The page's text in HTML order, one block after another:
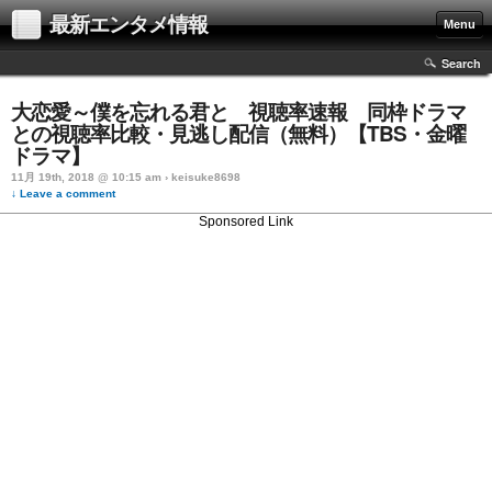
最新エンタメ情報 Menu
Search
大恋愛～僕を忘れる君と 視聴率速報 同枠ドラマ
との視聴率比較・見逃し配信（無料）【TBS・金曜
ドラマ】
11月 19th, 2018 @ 10:15 am › keisuke8698
↓ Leave a comment
Sponsored Link